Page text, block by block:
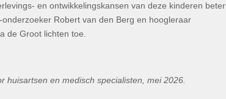
en ontwikkelingskansen van deze kinderen beter
Robert van den Berg en hoogleraar
de Groot lichten toe.
huisartsen en medisch specialisten, mei 2026.